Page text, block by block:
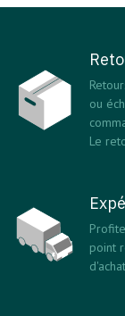
ou
Le
point